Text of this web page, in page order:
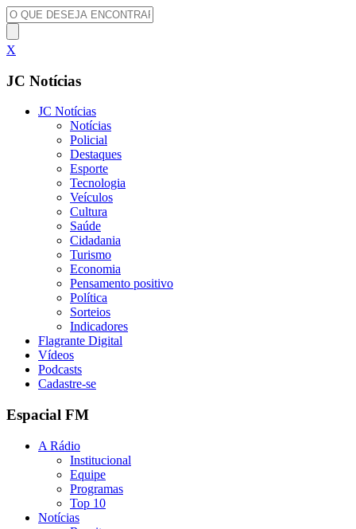
X
JC Notícias
JC Notícias
Notícias
Policial
Destaques
Esporte
Tecnologia
Veículos
Cultura
Saúde
Cidadania
Turismo
Economia
Pensamento positivo
Política
Sorteios
Indicadores
Flagrante Digital
Vídeos
Podcasts
Cadastre-se
Espacial FM
A Rádio
Institucional
Equipe
Programas
Top 10
Notícias